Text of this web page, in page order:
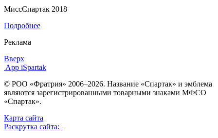
МиссСпартак 2018
Подробнее
Реклама
Вверх
App iSpartak
© РОО «Фратрия» 2006–2026. Название «Спартак» и эмблема
являются зарегистрированными товарными знаками МФСО
«Спартак».
Карта сайта
Раскрутка сайта: